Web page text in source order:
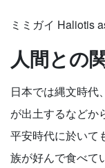
ミミガイ Haliotis
人間との
日本では縄文時代
が出土するなどか
平安時代に於いて
族が好んで食べて